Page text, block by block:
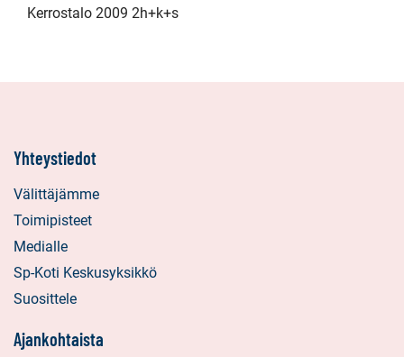
Kerrostalo 2009 2h+k+s
Yhteystiedot
Välittäjämme
Toimipisteet
Medialle
Sp-Koti Keskusyksikkö
Suosittele
Ajankohtaista